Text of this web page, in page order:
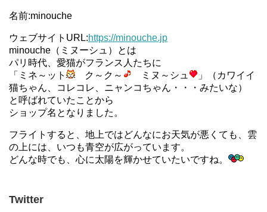
名前:minouche
ウェブサイトURL:https://minouche.jp
minouche（ミヌーシュ）とは
パリ時代、愛猫がフランス人たちに
「ミネ～ット
ク～ク～ ミヌ～シュ
」（カワイイ
猫ちゃん、コレコレ、ニャンコちゃん・・・みたいな）
と呼ばれていたことから
ショップ名となりました。
フライトすると、地上ではどんなにお天気が悪くても、雲
の上には、いつも青空が広がっています。
どんな時でも、心に太陽を輝かせていたいですね。
Twitter